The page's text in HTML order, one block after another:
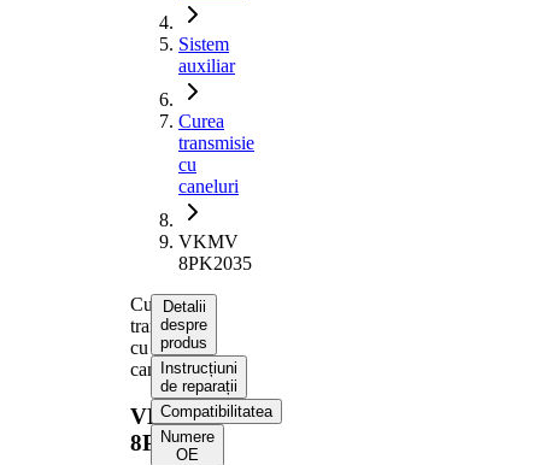
Sistem
auxiliar
Curea
transmisie
cu
caneluri
VKMV
8PK2035
Curea
transmisie
cu
caneluri
VKMV
8PK2035
Detalii
despre
produs
Instrucțiuni
de reparații
Compatibilitatea
Numere
OE